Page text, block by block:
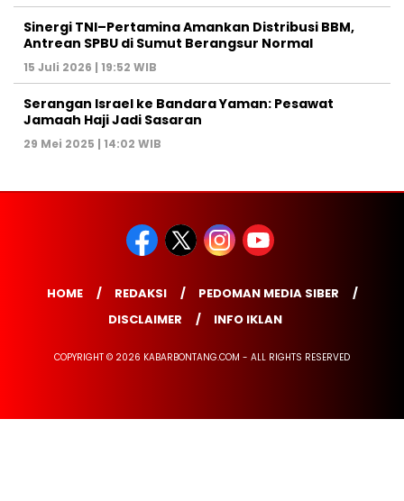
Sinergi TNI–Pertamina Amankan Distribusi BBM,
Antrean SPBU di Sumut Berangsur Normal
15 Juli 2026 | 19:52 WIB
Serangan Israel ke Bandara Yaman: Pesawat
Jamaah Haji Jadi Sasaran
29 Mei 2025 | 14:02 WIB
HOME REDAKSI
PEDOMAN MEDIA SIBER
DISCLAIMER
INFO IKLAN
COPYRIGHT © 2026 KABARBONTANG.COM - ALL RIGHTS RESERVED